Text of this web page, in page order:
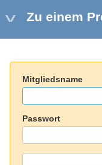
Zu einem
Mitgliedsname
Passwort